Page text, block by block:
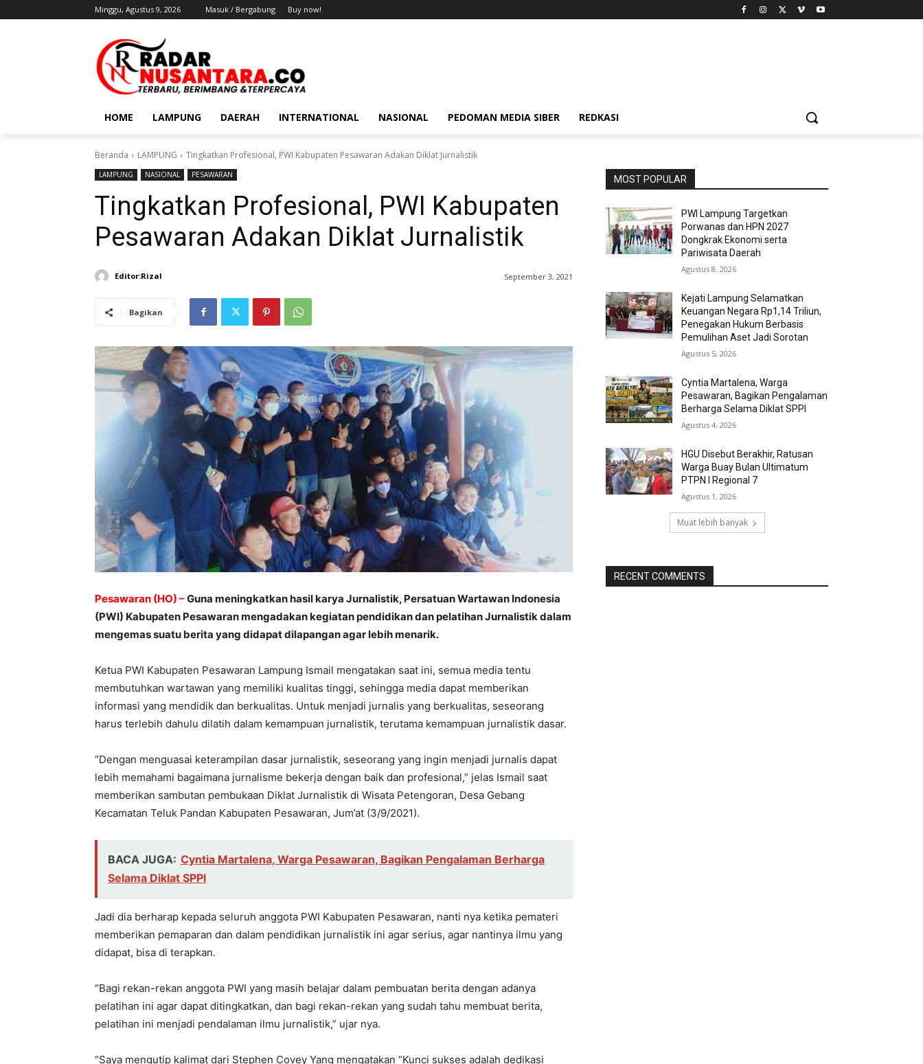
Minggu, Agustus 9, 2026 Masuk / Bergabung Buy now!
HOME LAMPUNG DAERAH INTERNATIONAL NASIONAL PEDOMAN MEDIA SIBER REDKASI
Beranda LAMPUNG Tingkatkan Profesional, PWI Kabupaten Pesawaran Adakan Diklat Jurnalistik
LAMPUNG NASIONAL PESAWARAN
Tingkatkan Profesional, PWI Kabupaten
Pesawaran Adakan Diklat Jurnalistik
Editor:Rizal September 3, 2021
Bagikan
Pesawaran (HO) –Guna meningkatkan hasil karya Jurnalistik, Persatuan Wartawan Indonesia
(PWI) Kabupaten Pesawaran mengadakan kegiatan pendidikan dan pelatihan Jurnalistik dalam
mengemas suatu berita yang didapat dilapangan agar lebih menarik.
Ketua PWI Kabupaten Pesawaran Lampung Ismail mengatakan saat ini, semua media tentu
membutuhkan wartawan yang memiliki kualitas tinggi, sehingga media dapat memberikan
informasi yang mendidik dan berkualitas. Untuk menjadi jurnalis yang berkualitas, seseorang
harus terlebih dahulu dilatih dalam kemampuan jurnalistik, terutama kemampuan jurnalistik dasar.
“Dengan menguasai keterampilan dasar jurnalistik, seseorang yang ingin menjadi jurnalis dapat
lebih memahami bagaimana jurnalisme bekerja dengan baik dan profesional,” jelas Ismail saat
memberikan sambutan pembukaan Diklat Jurnalistik di Wisata Petengoran, Desa Gebang
Kecamatan Teluk Pandan Kabupaten Pesawaran, Jum’at (3/9/2021).
BACA JUGA: Cyntia Martalena, Warga Pesawaran, Bagikan Pengalaman Berharga
Selama Diklat SPPI
Jadi dia berharap kepada seluruh anggota PWI Kabupaten Pesawaran, nanti nya ketika pemateri
memberikan pemaparan dan dalam pendidikan jurnalistik ini agar serius, agar nantinya ilmu yang
didapat, bisa di terapkan.
“Bagi rekan-rekan anggota PWI yang masih belajar dalam pembuatan berita dengan adanya
pelatihan ini agar dapat ditingkatkan, dan bagi rekan-rekan yang sudah tahu membuat berita,
pelatihan ini menjadi pendalaman ilmu jurnalistik,” ujar nya.
“Saya mengutip kalimat dari Stephen Covey Yang mengatakan “Kunci sukses adalah dedikasi
MOST POPULAR
PWI Lampung Targetkan
Porwanas dan HPN 2027
Dongkrak Ekonomi serta
Pariwisata Daerah
Agustus 8, 2026
Kejati Lampung Selamatkan
Keuangan Negara Rp1,14 Triliun,
Penegakan Hukum Berbasis
Pemulihan Aset Jadi Sorotan
Agustus 5, 2026
Cyntia Martalena, Warga
Pesawaran, Bagikan Pengalaman
Berharga Selama Diklat SPPI
Agustus 4, 2026
HGU Disebut Berakhir, Ratusan
Warga Buay Bulan Ultimatum
PTPN I Regional 7
Agustus 1, 2026
Muat lebih banyak
RECENT COMMENTS